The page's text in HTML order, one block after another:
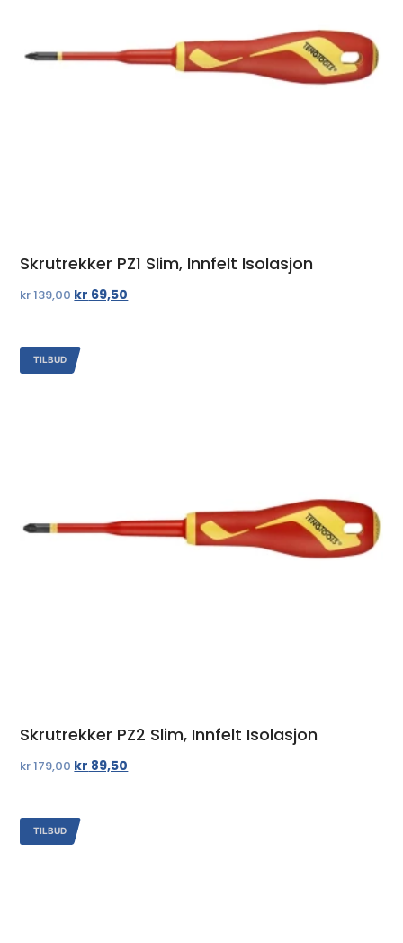
Skrutrekker PZ1 Slim, Innfelt Isolasjon
kr139,00kr 69,50
TILBUD
Skrutrekker PZ2 Slim, Innfelt Isolasjon
kr179,00kr 89,50
TILBUD